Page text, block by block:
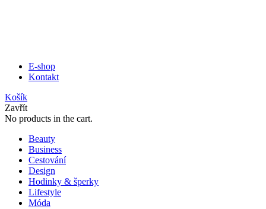
E-shop
Kontakt
Košík
Zavřít
No products in the cart.
Beauty
Business
Cestování
Design
Hodinky & šperky
Lifestyle
Móda